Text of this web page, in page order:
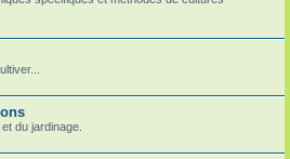
du jardinage.